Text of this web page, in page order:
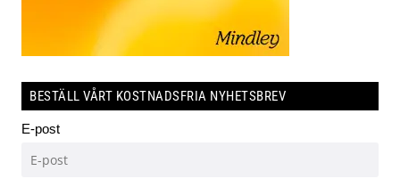
BESTÄLL VÅRT KOSTNADSFRIA NYHETSBREV
E-post